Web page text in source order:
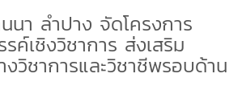
นา ลำปาง จัดโครงการ
ค์เชิงวิชาการ ส่งเสริม
วิชาการและวิชาชีพรอบด้าน